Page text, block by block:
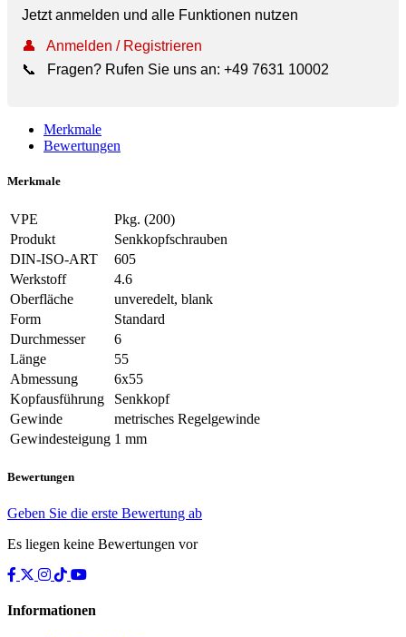
Jetzt anmelden und alle Funktionen nutzen
👤
Anmelden / Registrieren
📞
Fragen? Rufen Sie uns an: +49 7631 10002
Merkmale
Bewertungen
Merkmale
VPE
Pkg. (200)
Produkt
Senkkopfschrauben
DIN-ISO-ART
605
Werkstoff
4.6
Oberfläche
unveredelt, blank
Form
Standard
Durchmesser
6
Länge
55
Abmessung
6x55
Kopfausführung
Senkkopf
Gewinde
metrisches Regelgewinde
Gewindesteigung 1 mm
Bewertungen
Geben Sie die erste Bewertung ab
Es liegen keine Bewertungen vor
Informationen